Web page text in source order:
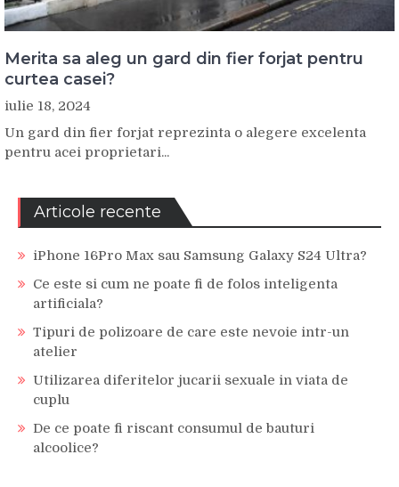
Merita sa aleg un gard din fier forjat pentru
curtea casei?
iulie 18, 2024
Un gard din fier forjat reprezinta o alegere excelenta
pentru acei proprietari...
Articole recente
iPhone 16Pro Max sau Samsung Galaxy S24 Ultra?
Ce este si cum ne poate fi de folos inteligenta
artificiala?
Tipuri de polizoare de care este nevoie intr-un
atelier
Utilizarea diferitelor jucarii sexuale in viata de
cuplu
De ce poate fi riscant consumul de bauturi
alcoolice?